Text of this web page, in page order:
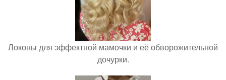
Локоны для эффектной мамочки и её обворожительной
дочурки.